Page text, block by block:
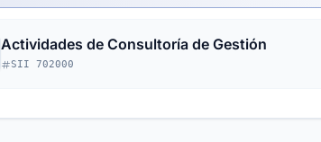
Actividades de Consultoría de Gestión
SII 702000